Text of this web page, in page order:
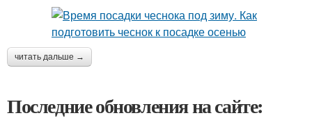
читать дальше →
Последние обновления на сайте: